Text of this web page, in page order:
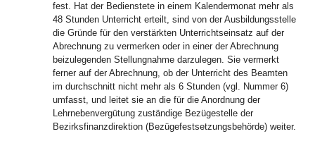
fest. Hat der Bedienstete in einem Kalendermonat mehr als
48 Stunden Unterricht erteilt, sind von der Ausbildungsstelle
die Gründe für den verstärkten Unterrichtseinsatz auf der
Abrechnung zu vermerken oder in einer der Abrechnung
beizulegenden Stellungnahme darzulegen. Sie vermerkt
ferner auf der Abrechnung, ob der Unterricht des Beamten
im durchschnitt nicht mehr als 6 Stunden (vgl. Nummer 6)
umfasst, und leitet sie an die für die Anordnung der
Lehrnebenvergütung zuständige Bezügestelle der
Bezirksfinanzdirektion (Bezügefestsetzungsbehörde) weiter.